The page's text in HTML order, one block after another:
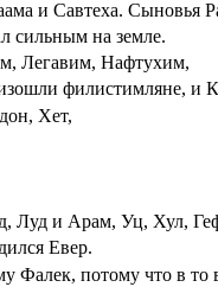
и Савтеха. Сыновья
сильным на земле.
Легавим, Нафтухим,
филистимляне, и
Хет,
Луд и Арам, Уц, Хул,
Евер.
Фалек, потому что в